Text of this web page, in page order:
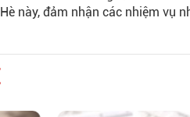
này, đảm nhận các nhiệm vụ